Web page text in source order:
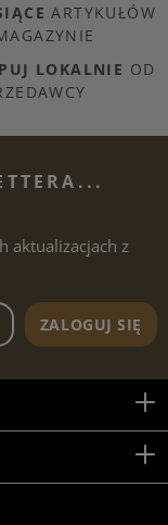
ARTYKUŁÓW
LOKALNIE OD
aktualizacjach z
biuletynu
ZALOGUJ SIĘ